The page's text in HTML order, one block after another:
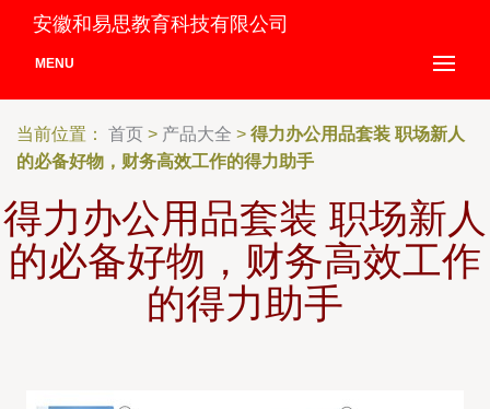
安徽和易思教育科技有限公司
MENU
当前位置： 首页 > 产品大全 > 得力办公用品套装 职场新人
的必备好物，财务高效工作的得力助手
得力办公用品套装 职场新人
的必备好物，财务高效工作
的得力助手